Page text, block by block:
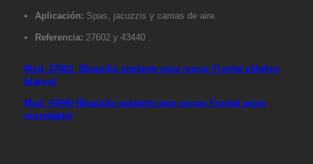
Aplicación: Spas, jacuzzis y camas de aire.
Referencia: 27602 y 43440 .
Mod. 27602 (Boquilla soplante para roscar Frontal plástico
blanco)
Mod. 43440 (Boquilla soplante para roscar Frontal acero
inoxidable)